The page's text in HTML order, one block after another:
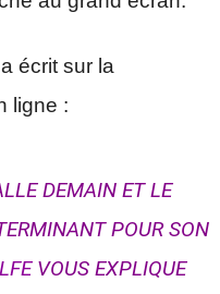
écrit sur la
ligne :
DEMAIN ET LE
POUR SON
VOUS EXPLIQUE